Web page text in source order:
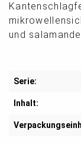
und
Serie:
Inhalt: